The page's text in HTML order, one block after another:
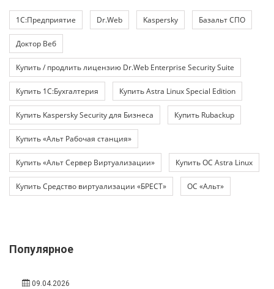
1С:Предприятие Dr.Web Kaspersky Базальт СПО
Доктор Веб
Купить / продлить лицензию Dr.Web Enterprise Security Suite
Купить 1С:Бухгалтерия Купить Astra Linux Special Edition
Купить Kaspersky Security для Бизнеса Купить Rubackup
Купить «Альт Рабочая станция»
Купить «Альт Сервер Виртуализации» Купить ОС Astra Linux
Купить Средство виртуализации «БРЕСТ» ОС «Альт»
Популярное
09.04.2026